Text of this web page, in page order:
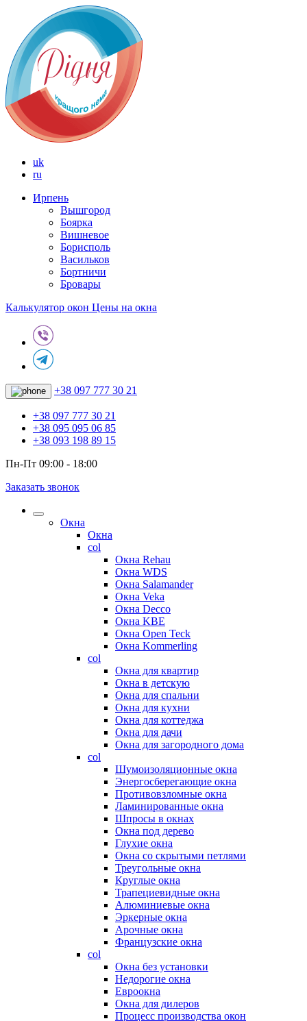
uk
ru
Ирпень
Вышгород
Боярка
Вишневое
Борисполь
Васильков
Бортничи
Бровары
Калькулятор окон Цены на окна
+38 097 777 30 21
+38 097 777 30 21
+38 095 095 06 85
+38 093 198 89 15
Пн-Пт 09:00 - 18:00
Заказать звонок
Окна
Окна
col
Окна Rehau
Окна WDS
Окна Salamander
Окна Veka
Окна Decco
Окна KBE
Окна Open Teck
Окна Kommerling
col
Окна для квартир
Окна в детскую
Окна для спальни
Окна для кухни
Окна для коттеджа
Окна для дачи
Окна для загородного дома
col
Шумоизоляционные окна
Энергосберегающие окна
Противовзломные окна
Ламинированные окна
Шпросы в окнах
Окна под дерево
Глухие окна
Окна со скрытыми петлями
Треугольные окна
Круглые окна
Трапециевидные окна
Алюминиевые окна
Эркерные окна
Арочные окна
Французские окна
col
Окна без установки
Недорогие окна
Евроокна
Окна для дилеров
Процесс производства окон